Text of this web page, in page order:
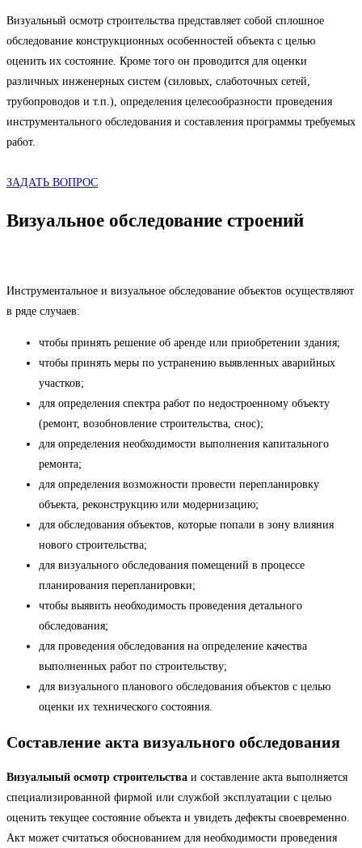
Визуальный осмотр строительства представляет собой сплошное
обследование конструкционных особенностей объекта с целью
оценить их состояние. Кроме того он проводится для оценки
различных инженерных систем (силовых, слаботочных сетей,
трубопроводов и т.п.), определения целесообразности проведения
инструментального обследования и составления программы требуемых
работ.
ЗАДАТЬ ВОПРОС
Визуальное обследование строений
Инструментальное и визуальное обследование объектов осуществляют
в ряде случаев:
чтобы принять решение об аренде или приобретении здания;
чтобы принять меры по устранению выявленных аварийных
участков;
для определения спектра работ по недостроенному объекту
(ремонт, возобновление строительства, снос);
для определения необходимости выполнения капитального
ремонта;
для определения возможности провести перепланировку
объекта, реконструкцию или модернизацию;
для обследования объектов, которые попали в зону влияния
нового строительства;
для визуального обследования помещений в процессе
планирования перепланировки;
чтобы выявить необходимость проведения детального
обследования;
для проведения обследования на определение качества
выполненных работ по строительству;
для визуального планового обследования объектов с целью
оценки их технического состояния.
Составление акта визуального обследования
Визуальный осмотр строительства и составление акта выполняется
специализированной фирмой или службой эксплуатации с целью
оценить текущее состояние объекта и увидеть дефекты своевременно.
Акт может считаться обоснованием для необходимости проведения